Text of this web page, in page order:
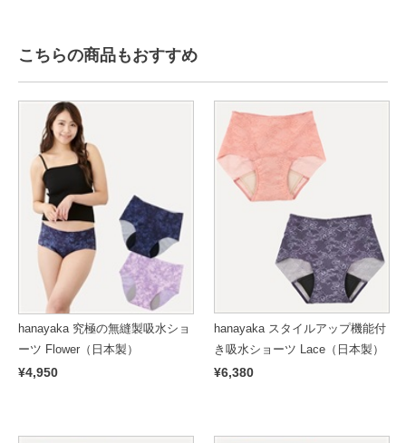
こちらの商品もおすすめ
hanayaka 究極の無縫製吸水ショ
ーツ Flower（日本製）
¥4,950
hanayaka スタイルアップ機能付
き吸水ショーツ Lace（日本製）
¥6,380